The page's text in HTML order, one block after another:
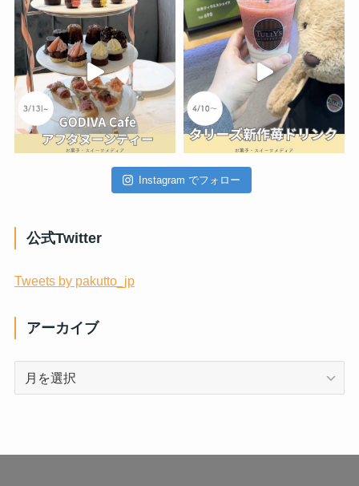
Instagram でフォロー
公式Twitter
Tweets by pakutto_jp
アーカイブ